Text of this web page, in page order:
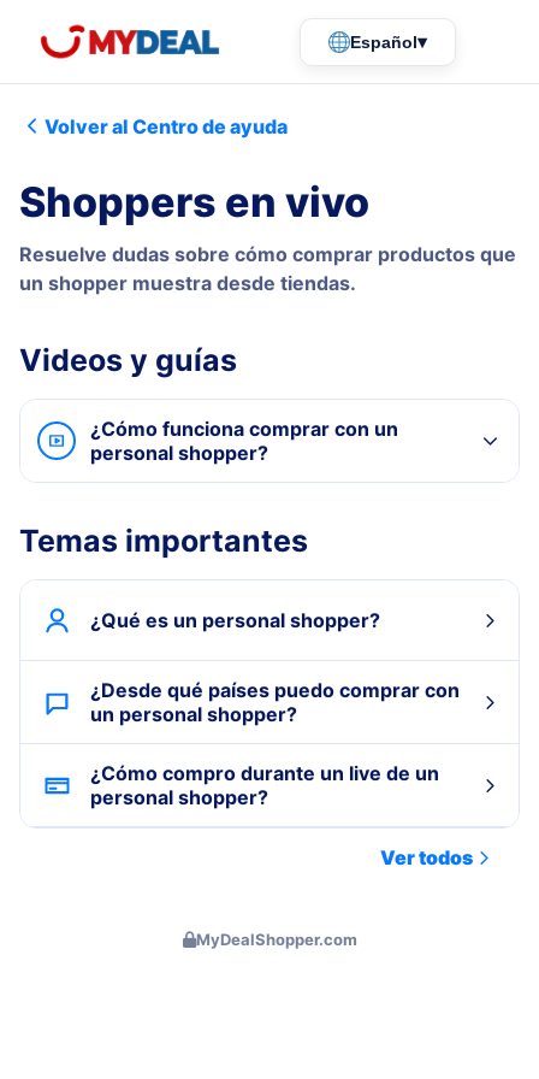
Español▾
Volver al Centro de ayuda
Shoppers en vivo
Resuelve dudas sobre cómo comprar productos que
un shopper muestra desde tiendas.
Videos y guías
¿Cómo funciona comprar con un
personal shopper?
Temas importantes
¿Qué es un personal shopper?
¿Desde qué países puedo comprar con
un personal shopper?
¿Cómo compro durante un live de un
personal shopper?
Ver todos
MyDealShopper.com